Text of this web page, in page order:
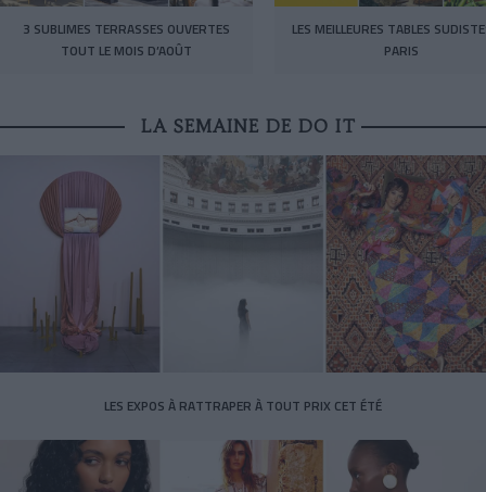
3 SUBLIMES TERRASSES OUVERTES
TOUT LE MOIS D’AOÛT
LES MEILLEURES TABLES
PARIS
LA SEMAINE DE DO IT
LES EXPOS À RATTRAPER À TOUT PRIX CET ÉTÉ